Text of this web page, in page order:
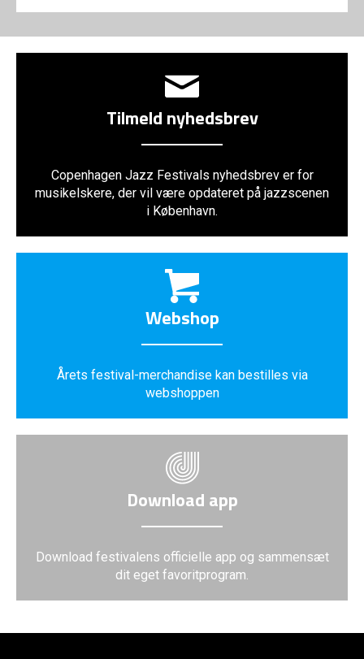
Tilmeld nyhedsbrev
Copenhagen Jazz Festivals nyhedsbrev er for
musikelskere, der vil være opdateret på jazzscenen
i København.
Webshop
Årets festival-merchandise kan bestilles via
webshoppen
Download app
Download festivalens officielle app og sammensæt
dit eget favoritprogram.